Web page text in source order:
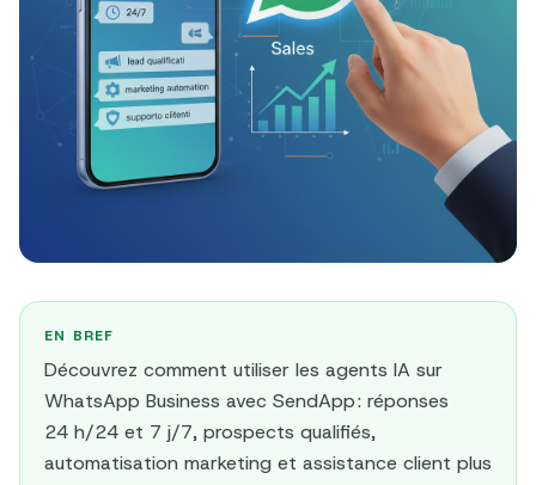
EN BREF
Découvrez comment utiliser les agents IA sur
WhatsApp Business avec SendApp : réponses
24 h/24 et 7 j/7, prospects qualifiés,
automatisation marketing et assistance client plus